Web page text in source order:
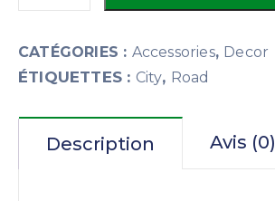
CATÉGORIES : Accessories, Decor
ÉTIQUETTES : City, Road
Description Avis (0)